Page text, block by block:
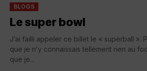
BLOGS
Le super bowl
J’ai failli appeler ce billet le « superball ».
que je n’y connaissais tellement rien au
que je...